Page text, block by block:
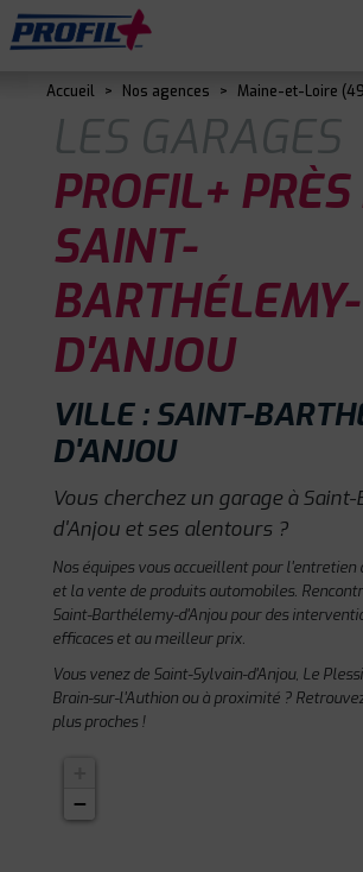
Accueil > Nos agences > Maine-et-Loire
LES GARAGES
PROFIL+ PRÈS
SAINT-
BARTHÉLEMY-
D'ANJOU
VILLE : SAINT-
D'ANJOU
Vous cherchez un garage à
d'Anjou et ses alentours ?
Nos équipes vous accueillent pour l'entretien
et la vente de produits automobiles.
Saint-Barthélemy-d'Anjou pour des
efficaces et au meilleur prix.
Vous venez de Saint-Sylvain-d'Anjou, Le
Brain-sur-l'Authion ou à proximité ?
plus proches !
−